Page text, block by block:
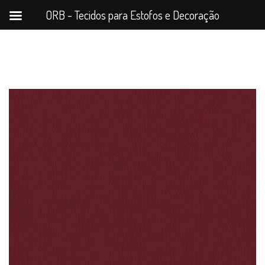
ORB - Tecidos para Estofos e Decoração